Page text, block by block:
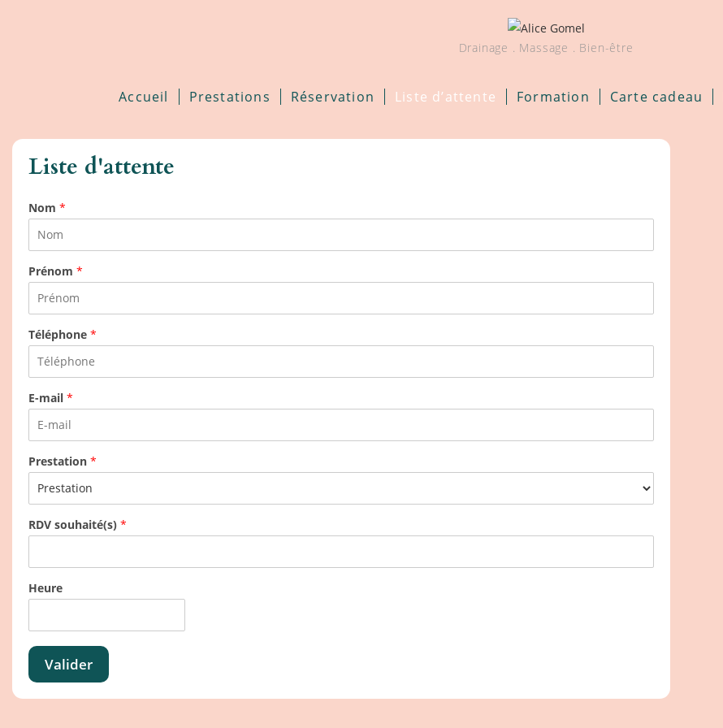
Drainage . Massage . Bien-être
Accueil Prestations Réservation Liste d’attente Formation Carte cadeau
Liste d'attente
Nom *
Prénom *
Téléphone *
E-mail *
Prestation *
RDV souhaité(s) *
Heure
Valider